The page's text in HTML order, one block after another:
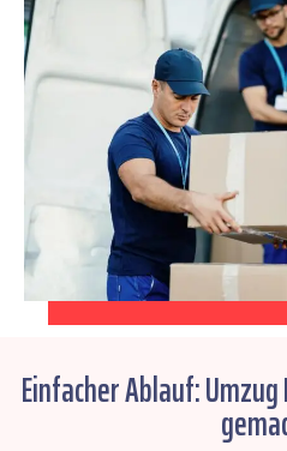
Einfacher Ablauf: